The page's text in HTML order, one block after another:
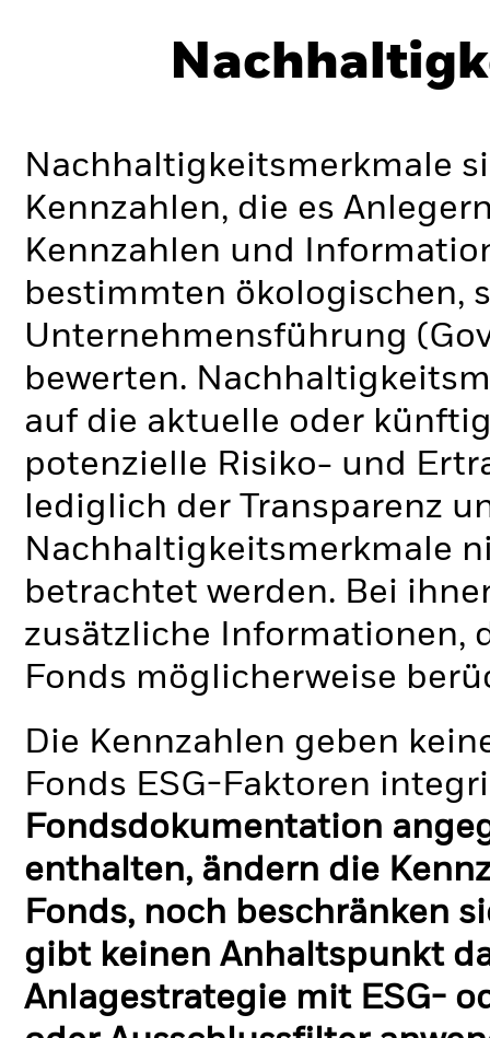
Nachhaltigkeitsmerkmale
Kennzahlen, die es
Kennzahlen und
bestimmten ökologischen,
Unternehmensführung
bewerten.
auf die aktuelle oder
potenzielle Risiko- und
lediglich der Transparenz
Nachhaltigkeitsmerkmale
betrachtet werden. Bei
zusätzliche Informationen,
Fonds möglicherweise
Die Kennzahlen geben
Fonds ESG-Faktoren
Fondsdokumentation
enthalten, ändern die
Fonds, noch beschränken
gibt keinen Anhaltspunkt
Anlagestrategie mit ESG-